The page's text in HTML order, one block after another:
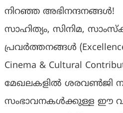
നിറഞ്ഞ അഭിനന്ദനങ്ങൾ!
​സാഹിത്യം, സിനിമ,
പ്രവർത്തനങ്ങൾ
Cinema & Cultural
മേഖലകളിൽ ശരവൺജി
സംഭാവനകൾക്കുള്ള ഈ